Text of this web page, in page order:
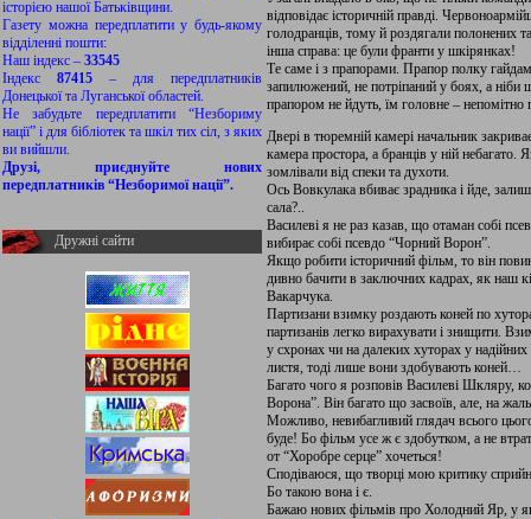
історією нашої Батьківщини.
Газету можна передплатити у будь-якому
відділенні пошти:
Наш індекс – 33545
Індекс 87415 – для передплатників
Донецької та Луганської областей.
Не забудьте передплатити “Незбориму
нації” і для бібліотек та шкіл тих сіл, з яких
ви вийшли.
Друзі, приєднуйте нових
передплатників “Незборимої нації”.
Дружні сайти
відповідає історичній правді.
голодранців, тому й роздягали полонених
інша справа: це були франти у шкірянках!
Те саме і з прапорами. Прапор полку
запилюжений, не потріпаний у боях, а ніби
прапором не йдуть, їм головне – непомітно
Двері в тюремній камері начальник
камера простора, а бранців у ній
зомлівали від спеки та духоти.
Ось Вовкулака вбиває зрадника і йде,
сала?..
Василеві я не раз казав, що отаман собі
вибирає собі псевдо “Чорний Ворон”.
Якщо робити історичний фільм, то він
дивно бачити в заключних кадрах, як наш
Вакарчука.
Партизани взимку роздають коней по
партизанів легко вирахувати і знищити.
у схронах чи на далеких хуторах у
листя, тоді лише вони здобувають коней…
Багато чого я розповів Василеві Шкляру,
Ворона”. Він багато що засвоїв, але, на
Можливо, невибагливий глядач всього
буде! Бо фільм усе ж є здобутком, а не
от “Хоробре серце” хочеться!
Сподіваюся, що творці мою критику
Бо такою вона і є.
Бажаю нових фільмів про Холодний Яр, у